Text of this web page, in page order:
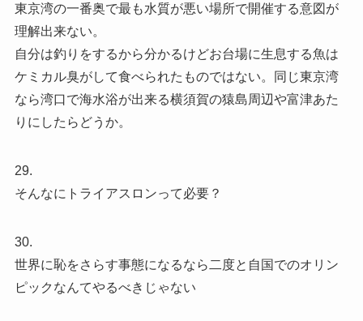
東京湾の一番奥で最も水質が悪い場所で開催する意図が
理解出来ない。
自分は釣りをするから分かるけどお台場に生息する魚は
ケミカル臭がして食べられたものではない。同じ東京湾
なら湾口で海水浴が出来る横須賀の猿島周辺や富津あた
りにしたらどうか。
29.
そんなにトライアスロンって必要？
30.
世界に恥をさらす事態になるなら二度と自国でのオリン
ピックなんてやるべきじゃない